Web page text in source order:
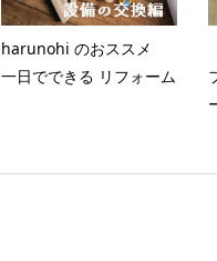
harunohi のおススメ
一日でできる リフォーム